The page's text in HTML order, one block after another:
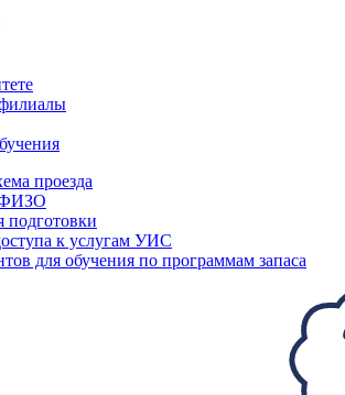
проезда
подготовки
к услугам УИС
для обучения по программам запаса